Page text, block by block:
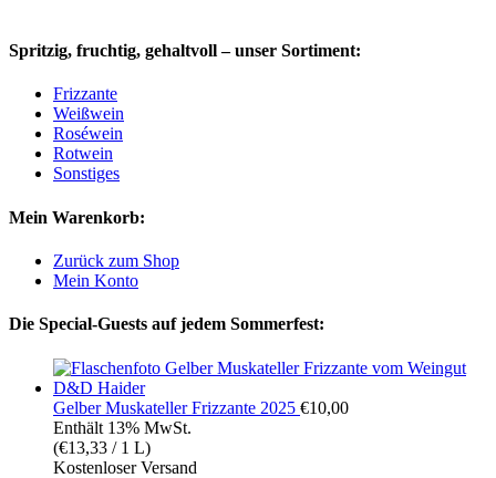
Spritzig, fruchtig, gehaltvoll – unser Sortiment:
Frizzante
Weißwein
Roséwein
Rotwein
Sonstiges
Mein Warenkorb:
Zurück zum Shop
Mein Konto
Die Special-Guests auf jedem Sommerfest:
Gelber Muskateller Frizzante 2025 €10,00
Enthält 13% MwSt.
(€13,33 / 1 L)
Kostenloser Versand